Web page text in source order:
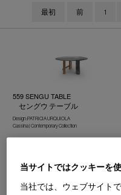
CATALOGUES
ONLINE STORE
最初 前 1
559 SENGU TABLE
セングウ テーブル
Design :PATRICIA URQUIOLA
Cassina | Contemporary Collection
当サイトではクッキーを
当社では、ウェブサイト